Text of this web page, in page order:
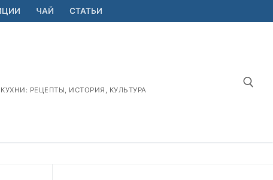
ЧАЙ СТАТЬИ
РЕЦЕПТЫ, ИСТОРИЯ, КУЛЬТУРА